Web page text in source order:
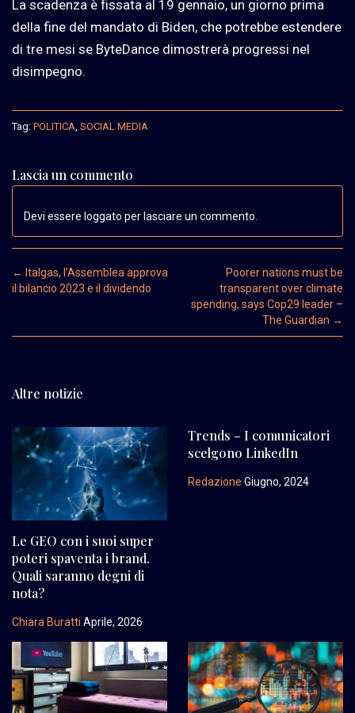
La scadenza è fissata al 19 gennaio, un giorno prima
della fine del mandato di Biden, che potrebbe estendere
di tre mesi se ByteDance dimostrerà progressi nel
disimpegno.
Tag: POLITICA, SOCIAL MEDIA
Lascia un commento
Devi essere loggato per lasciare un commento.
Post navigation
← Italgas, l’Assemblea approva
il bilancio 2023 e il dividendo
Poorer nations must be
transparent over climate
spending, says Cop29 leader –
The Guardian →
Altre notizie
Le GEO con i suoi super
poteri spaventa i brand.
Quali saranno degni di
nota?
Chiara Buratti Aprile, 2026
Trends – I comunicatori
scelgono LinkedIn
Redazione Giugno, 2024